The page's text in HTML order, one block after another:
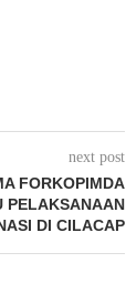
next post
FORKOPIMDA
PELAKSANAAN
DI CILACAP